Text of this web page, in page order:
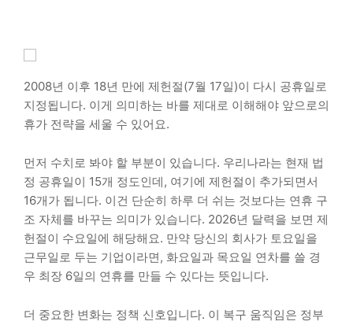
2008년 이후 18년 만에 제헌절(7월 17일)이 다시 공휴일로
지정됩니다. 이게 의미하는 바를 제대로 이해해야 앞으로의
휴가 전략을 세울 수 있어요.
먼저 수치로 봐야 할 부분이 있습니다. 우리나라는 현재 법
정 공휴일이 15개 정도인데, 여기에 제헌절이 추가되면서
16개가 됩니다. 이건 단순히 하루 더 쉬는 것보다는 연휴 구
조 자체를 바꾸는 의미가 있습니다. 2026년 달력을 보면 제
헌절이 수요일에 해당해요. 만약 당신의 회사가 토요일을
근무일로 두는 기업이라면, 화요일과 목요일 연차를 쓸 경
우 최장 6일의 연휴를 만들 수 있다는 뜻입니다.
더 중요한 변화는 정책 신호입니다. 이 복구 움직임은 정부